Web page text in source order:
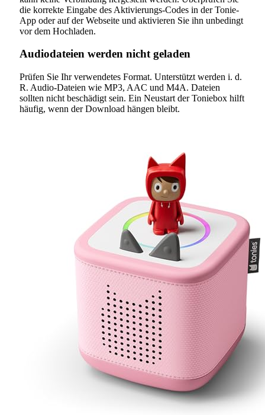
die korrekte Eingabe des Aktivierungs-Codes in der Tonie-
App oder auf der Webseite und aktivieren Sie ihn unbedingt
vor dem Hochladen.
Audiodateien werden nicht geladen
Prüfen Sie Ihr verwendetes Format. Unterstützt werden i. d.
R. Audio-Dateien wie MP3, AAC und M4A. Dateien
sollten nicht beschädigt sein. Ein Neustart der Toniebox hilft
häufig, wenn der Download hängen bleibt.